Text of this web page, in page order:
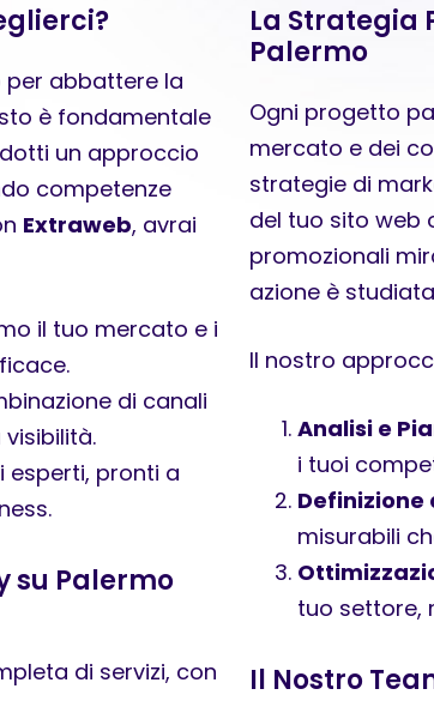
per abbattere la
è fondamentale
un approccio
competenze
Extraweb, avrai
il tuo mercato e i
di canali
esperti, pronti a
su Palermo
di servizi, con
La Strategia
Palermo
Ogni progetto
mercato e dei
strategie di
del tuo sito web
promozionali
azione è
Il nostro
Analisi e
i tuoi
Definizione
misurabili
tuo settore,
Il Nostro